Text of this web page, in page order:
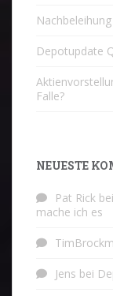
Depotupdate
Falle?
NEUESTE
Pat Rick bei
mache ich es
Jens bei